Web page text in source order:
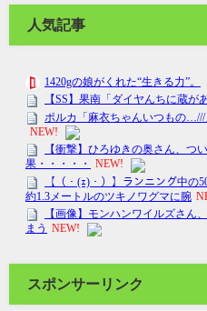
人気記事
スポンサーリンク